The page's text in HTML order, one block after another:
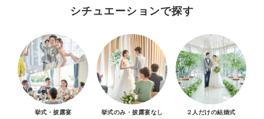
シチュエーションで探す
挙式・披露宴 挙式のみ・披露宴なし ２人だけの結婚式